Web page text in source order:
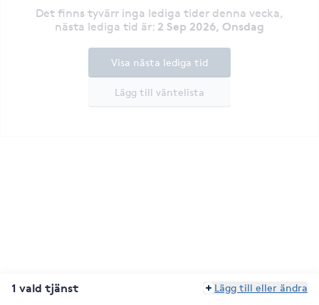
Det finns tyvärr inga lediga tider denna vecka,
nästa lediga tid är: 2 Sep 2026, Onsdag
Lägg till väntelista
Visa nästa lediga tid
1 vald tjänst Lägg till eller ändra